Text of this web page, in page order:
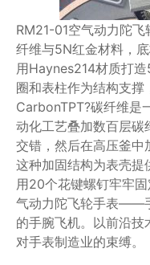
RM21-01空气动力陀
纤维与5N红金材料，
用Haynes214材质打
圈和表柱作为结构支撑
CarbonTPT?碳纤维是
动化工艺叠加数百层
交错，然后在高压釜中
这种加固结构为表壳提
用20个花键螺钉牢牢
气动力陀飞轮手表——
的手腕飞机。以前沿
对手表制造业的束缚。